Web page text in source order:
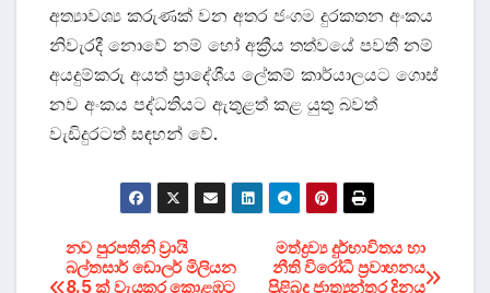
අත්‍යාවශ්‍ය කරුණක් වන අතර ජංගම දුරකතන අංකය
නිවැරදී නොවේ නම් හෝ අක්‍රීය තත්වයේ පවතී නම්
අයදුම්කරු අයත් ප්‍රාදේශීය ලේකම් කාර්යාලයට ගොස්
නව අංකය පද්ධතියට ඇතුළත් කළ යුතු බවත්
වැඩිදුරටත් සඳහන් වේ.
Post
මත්ද්‍රව්‍ය දුර්භාවිතය හා
නීති විරෝධී ප‍්‍රවාහනය
පිළිබද ජාත්‍යන්තර දිනය
නව පුරපතිනි ව්‍රායි
බල්තසාර් ඩොලර් මිලියන
8.5 ක් වැයකර කොළඹට